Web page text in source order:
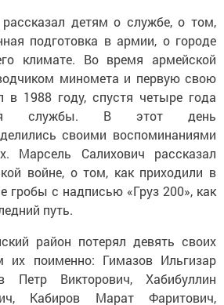
рассказал детям о службе, о том,
подготовка в армии, о городе
климате. Во время армейской
миномета и первую свою
в 1988 году, спустя четыре года
службы. В этот день
своими воспоминаниями
Марсель Салихович рассказал
войне, о том, как приходили в
гробы с надписью «Груз 200», как
путь.
район потерял девять своих
их поименно: Гимазов Ильгизар
Петр Викторович, Хабибуллин
Кабиров Марат Фаритович,